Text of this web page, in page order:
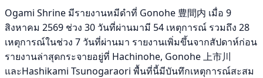
Ogami Shrine มีรายงานหมีดำที่ Gonohe 豊間内 เมื่อ 9
สิงหาคม 2569 ช่วง 30 วันที่ผ่านมามี 54 เหตุการณ์ รวมถึง 28
เหตุการณ์ในช่วง 7 วันที่ผ่านมา รายงานเพิ่มขึ้นจากสัปดาห์ก่อน
รายงานล่าสุดกระจายอยู่ที่ Hachinohe, Gonohe 上市川
และHashikami Tsunogaraori พื้นที่นี้มีบันทึกเหตุการณ์สะสม